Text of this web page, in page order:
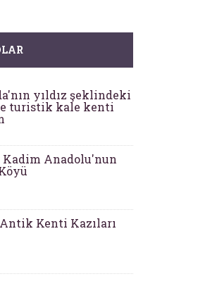
yıldız şeklindeki
turistik kale kenti
Kadim Anadolu'nun
Kenti Kazıları